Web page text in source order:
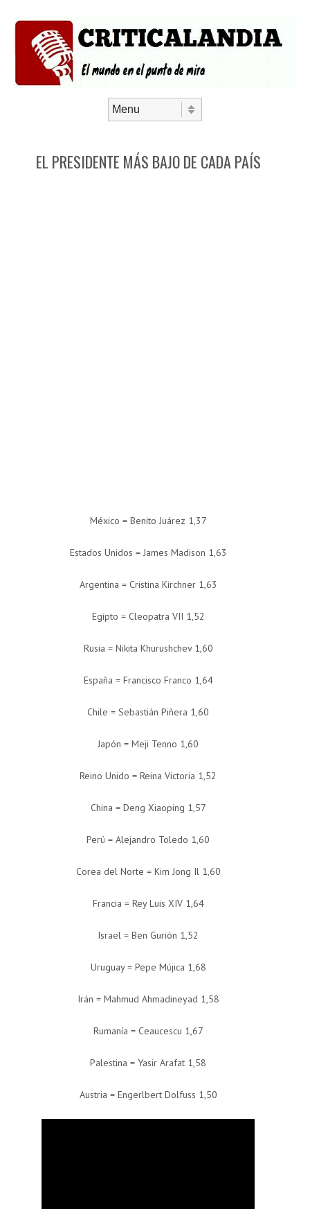
EL PRESIDENTE MÁS BAJO DE CADA PAÍS
México = Benito Juárez 1,37
Estados Unidos = James Madison 1,63
Argentina = Cristina Kirchner 1,63
Egipto = Cleopatra VII 1,52
Rusia = Nikita Khurushchev 1,60
España = Francisco Franco 1,64
Chile = Sebastián Piñera 1,60
Japón = Meji Tenno 1,60
Reino Unido = Reina Victoria 1,52
China = Deng Xiaoping 1,57
Perú = Alejandro Toledo 1,60
Corea del Norte = Kim Jong Il 1,60
Francia = Rey Luis XIV 1,64
Israel = Ben Gurión 1,52
Uruguay = Pepe Mújica 1,68
Irán = Mahmud Ahmadineyad 1,58
Rumanía = Ceaucescu 1,67
Palestina = Yasir Arafat 1,58
Austria = Engerlbert Dolfuss 1,50